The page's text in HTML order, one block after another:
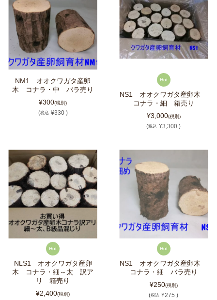
NM1 オオクワガタ産卵
木 コナラ・中 バラ売り
¥300(税別)
(税込 ¥330 )
Hot
NS1 オオクワガタ産卵木
コナラ・細 箱売り
¥3,000(税別)
(税込 ¥3,300 )
Hot
NLS1 オオクワガタ産卵
木 コナラ・細～太 訳ア
リ 箱売り
¥2,400(税別)
Hot
NS1 オオクワガタ産卵木
コナラ・細 バラ売り
¥250(税別)
(税込 ¥275 )